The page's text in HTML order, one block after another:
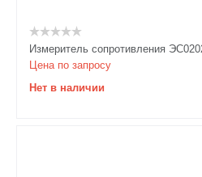
Измеритель сопротивления
Цена по запросу
Нет в наличии